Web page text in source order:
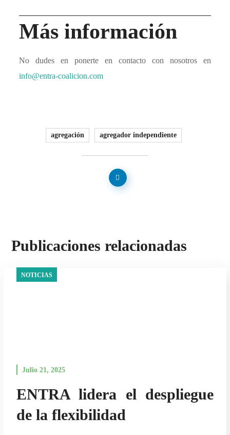
Más información
No dudes en ponerte en contacto con nosotros en
info@entra-coalicion.com
agregación agregador independiente
Publicaciones relacionadas
NOTICIAS
Julio 21, 2025
ENTRA lidera el despliegue
de la flexibilidad